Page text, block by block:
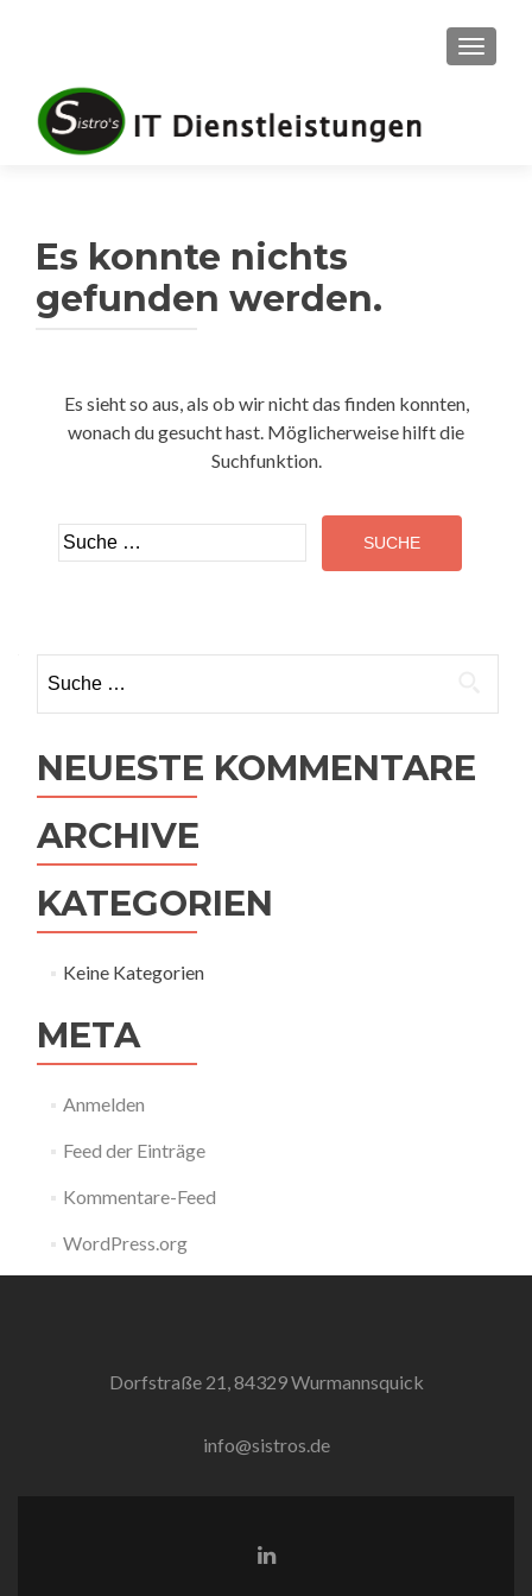
Es konnte nichts
gefunden werden.
Es sieht so aus, als ob wir nicht das finden konnten,
wonach du gesucht hast. Möglicherweise hilft die
Suchfunktion.
Suche
nach:
nach:
NEUESTE KOMMENTARE
ARCHIVE
KATEGORIEN
Keine Kategorien
META
Anmelden
Feed der Einträge
Kommentare-Feed
WordPress.org
Dorfstraße 21, 84329 Wurmannsquick
info@sistros.de
LinkedIn-